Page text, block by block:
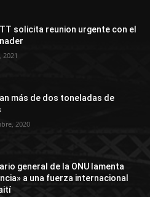
solicita reunion urgente con el
2021
más de dos toneladas de
2020
general de la ONU lamenta
a una fuerza internacional